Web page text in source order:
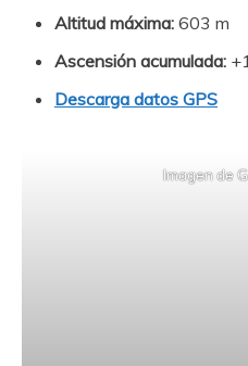
Altitud máxima: 603 m
Ascensión acumulada:
Descarga datos GPS
Imagen de